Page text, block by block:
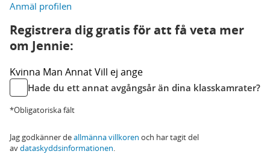
Anmäl profilen
Registrera dig gratis för att få veta mer
om Jennie:
Kvinna Man AnnatVill ej ange
Hade du ett annat avgångsår än dina klasskamrater?
*Obligatoriska fält
Jag godkänner deallmänna villkoren och har tagit del
avdataskyddsinformationen.